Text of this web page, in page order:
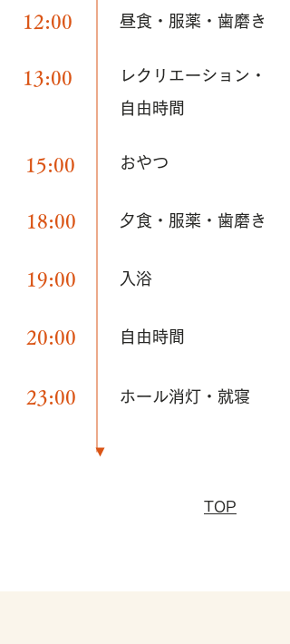
12:00 昼食・服薬・歯磨き
13:00
レクリエーション・
自由時間
15:00 おやつ
18:00 夕食・服薬・歯磨き
19:00 入浴
20:00 自由時間
23:00 ホール消灯・就寝
TOP